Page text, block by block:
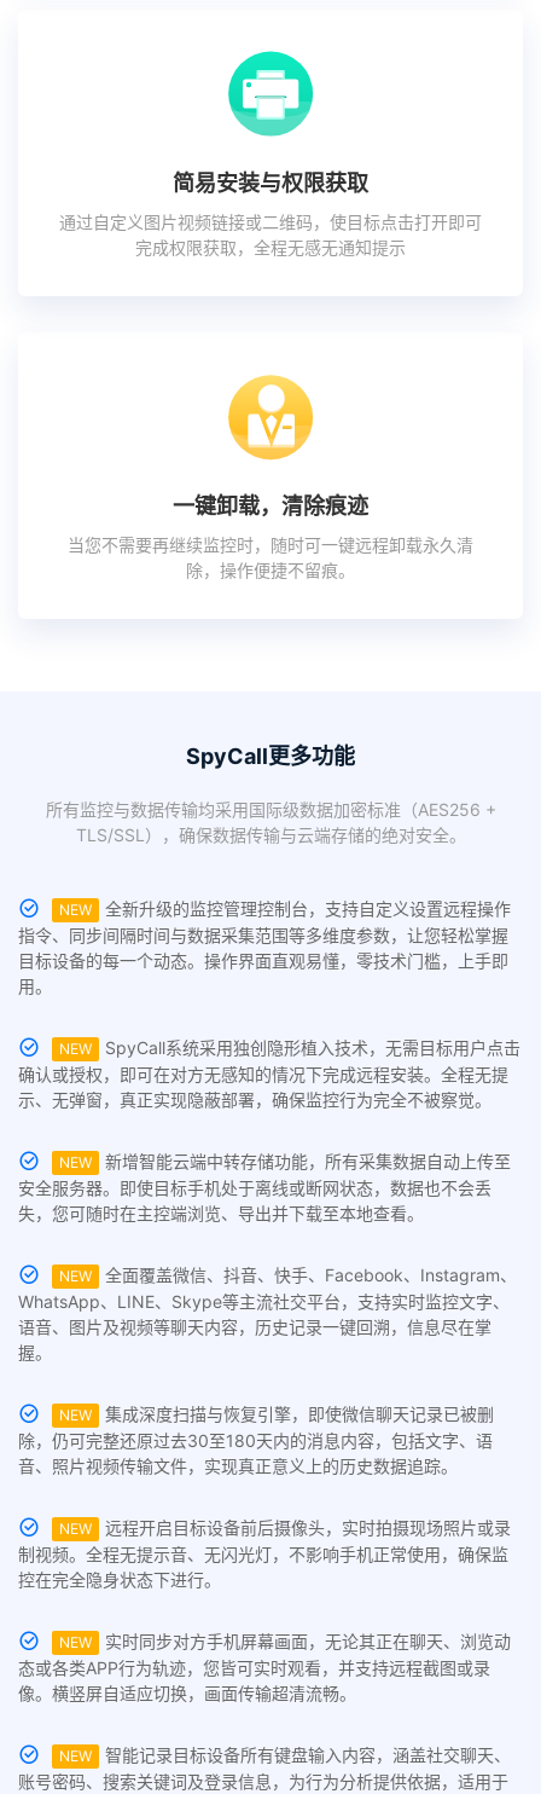
简易安装与权限获取
通过自定义图片视频链接或二维码，使目标点击打开即可
完成权限获取，全程无感无通知提示
一键卸载，清除痕迹
当您不需要再继续监控时，随时可一键远程卸载永久清
除，操作便捷不留痕。
SpyCall更多功能
所有监控与数据传输均采用国际级数据加密标准（AES256 +
TLS/SSL），确保数据传输与云端存储的绝对安全。
NEW
全新升级的监控管理控制台，支持自定义设置远程操作
指令、同步间隔时间与数据采集范围等多维度参数，让您轻松掌握
目标设备的每一个动态。操作界面直观易懂，零技术门槛，上手即
用。
NEW
SpyCall系统采用独创隐形植入技术，无需目标用户点击
确认或授权，即可在对方无感知的情况下完成远程安装。全程无提
示、无弹窗，真正实现隐蔽部署，确保监控行为完全不被察觉。
NEW
新增智能云端中转存储功能，所有采集数据自动上传至
安全服务器。即使目标手机处于离线或断网状态，数据也不会丢
失，您可随时在主控端浏览、导出并下载至本地查看。
NEW
全面覆盖微信、抖音、快手、Facebook、Instagram、
WhatsApp、LINE、Skype等主流社交平台，支持实时监控文字、
语音、图片及视频等聊天内容，历史记录一键回溯，信息尽在掌
握。
NEW
集成深度扫描与恢复引擎，即使微信聊天记录已被删
除，仍可完整还原过去30至180天内的消息内容，包括文字、语
音、照片视频传输文件，实现真正意义上的历史数据追踪。
NEW
远程开启目标设备前后摄像头，实时拍摄现场照片或录
制视频。全程无提示音、无闪光灯，不影响手机正常使用，确保监
控在完全隐身状态下进行。
NEW
实时同步对方手机屏幕画面，无论其正在聊天、浏览动
态或各类APP行为轨迹，您皆可实时观看，并支持远程截图或录
像。横竖屏自适应切换，画面传输超清流畅。
NEW
智能记录目标设备所有键盘输入内容，涵盖社交聊天、
账号密码、搜索关键词及登录信息，为行为分析提供依据，适用于